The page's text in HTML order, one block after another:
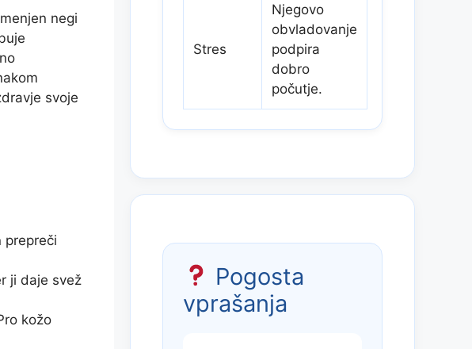
negi
svoje
prepreči
ji daje svež
kožo
Stres
Njegovo
obvladovanje
podpira
dobro
počutje.
Pogosta
vprašanja